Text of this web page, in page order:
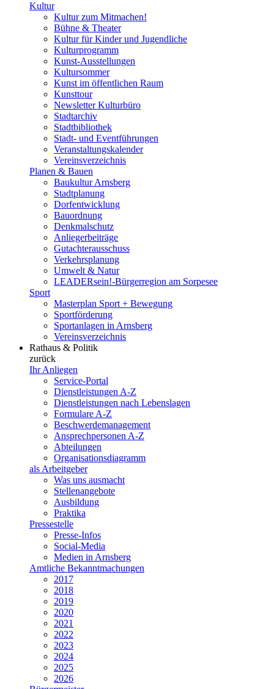
Kultur
Kultur zum Mitmachen!
Bühne & Theater
Kultur für Kinder und Jugendliche
Kulturprogramm
Kunst-Ausstellungen
Kultursommer
Kunst im öffentlichen Raum
Kunsttour
Newsletter Kulturbüro
Stadtarchiv
Stadtbibliothek
Stadt- und Eventführungen
Veranstaltungskalender
Vereinsverzeichnis
Planen & Bauen
Baukultur Arnsberg
Stadtplanung
Dorfentwicklung
Bauordnung
Denkmalschutz
Anliegerbeiträge
Gutachterausschuss
Verkehrsplanung
Umwelt & Natur
LEADERsein!-Bürgerregion am Sorpesee
Sport
Masterplan Sport + Bewegung
Sportförderung
Sportanlagen in Arnsberg
Vereinsverzeichnis
Rathaus & Politik
zurück
Ihr Anliegen
Service-Portal
Dienstleistungen A-Z
Dienstleistungen nach Lebenslagen
Formulare A-Z
Beschwerdemanagement
Ansprechpersonen A-Z
Abteilungen
Organisationsdiagramm
als Arbeitgeber
Was uns ausmacht
Stellenangebote
Ausbildung
Praktika
Pressestelle
Presse-Infos
Social-Media
Medien in Arnsberg
Amtliche Bekanntmachungen
2017
2018
2019
2020
2021
2022
2023
2024
2025
2026